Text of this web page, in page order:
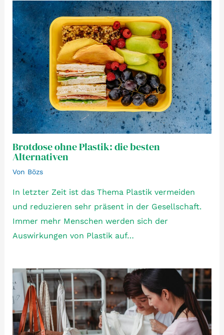
Brotdose ohne Plastik: die besten
Alternativen
Von Bözs
In letzter Zeit ist das Thema Plastik vermeiden
und reduzieren sehr präsent in der Gesellschaft.
Immer mehr Menschen werden sich der
Auswirkungen von Plastik auf…